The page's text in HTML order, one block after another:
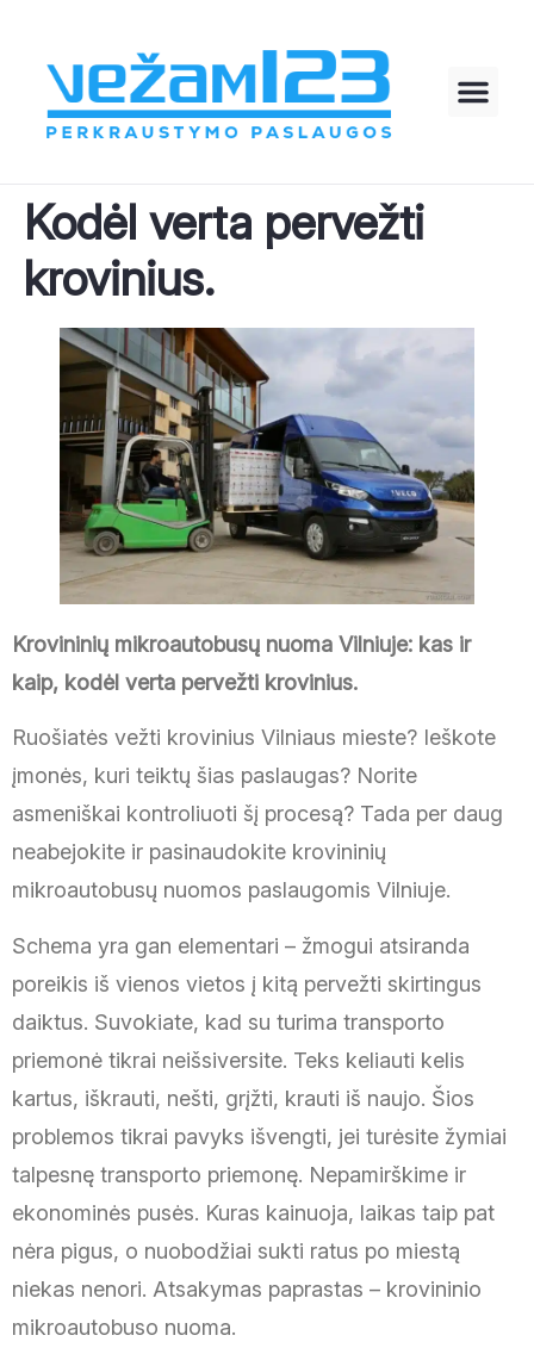
Kodėl verta pervežti
krovinius.
Krovininių mikroautobusų nuoma Vilniuje: kas ir
kaip, kodėl verta pervežti krovinius.
Ruošiatės vežti krovinius Vilniaus mieste? Ieškote
įmonės, kuri teiktų šias paslaugas? Norite
asmeniškai kontroliuoti šį procesą? Tada per daug
neabejokite ir pasinaudokite krovininių
mikroautobusų nuomos paslaugomis Vilniuje.
Schema yra gan elementari – žmogui atsiranda
poreikis iš vienos vietos į kitą pervežti skirtingus
daiktus. Suvokiate, kad su turima transporto
priemonė tikrai neišsiversite. Teks keliauti kelis
kartus, iškrauti, nešti, grįžti, krauti iš naujo. Šios
problemos tikrai pavyks išvengti, jei turėsite žymiai
talpesnę transporto priemonę. Nepamirškime ir
ekonominės pusės. Kuras kainuoja, laikas taip pat
nėra pigus, o nuobodžiai sukti ratus po miestą
niekas nenori. Atsakymas paprastas – krovininio
mikroautobuso nuoma.